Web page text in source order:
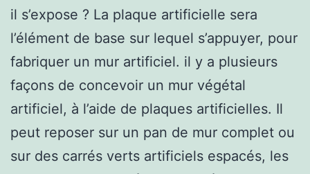
il s’expose ? La plaque artificielle sera
l’élément de base sur lequel s’appuyer, pour
fabriquer un mur artificiel. il y a plusieurs
façons de concevoir un mur végétal
artificiel, à l’aide de plaques artificielles. Il
peut reposer sur un pan de mur complet ou
sur des carrés verts artificiels espacés, les